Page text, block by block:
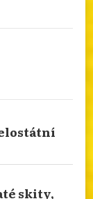
svatého
cesty
světce.
skity,